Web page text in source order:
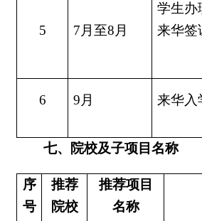
5 7月至8月
学生办
来华签
6 9月 来华入
七、院校及子项目名称
序
号
推荐
院校
推荐项目
名称